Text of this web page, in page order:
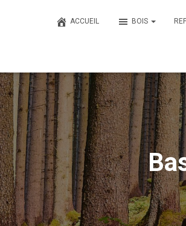
ACCUEIL BOIS